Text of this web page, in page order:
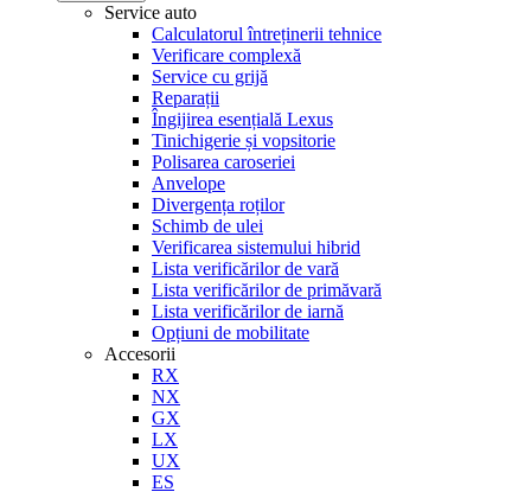
Service auto
Calculatorul întreținerii tehnice
Verificare complexă
Service cu grijă
Reparații
Îngijirea esențială Lexus
Tinichigerie și vopsitorie
Polisarea caroseriei
Anvelope
Divergența roților
Schimb de ulei
Verificarea sistemului hibrid
Lista verificărilor de vară
Lista verificărilor de primăvară
Lista verificărilor de iarnă
Opțiuni de mobilitate
Accesorii
RX
NX
GX
LX
UX
ES